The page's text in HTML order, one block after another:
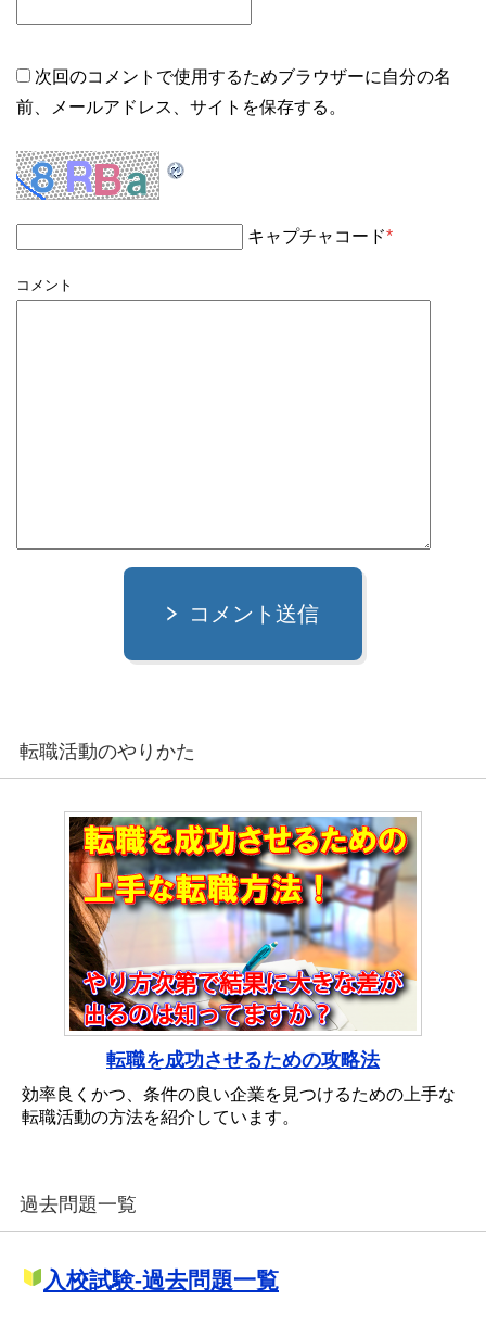
次回のコメントで使用するためブラウザーに自分の名
前、メールアドレス、サイトを保存する。
キャプチャコード*
コメント
コメント送信
転職活動のやりかた
転職を成功させるための攻略法
効率良くかつ、条件の良い企業を見つけるための上手な
転職活動の方法を紹介しています。
過去問題一覧
入校試験-過去問題一覧